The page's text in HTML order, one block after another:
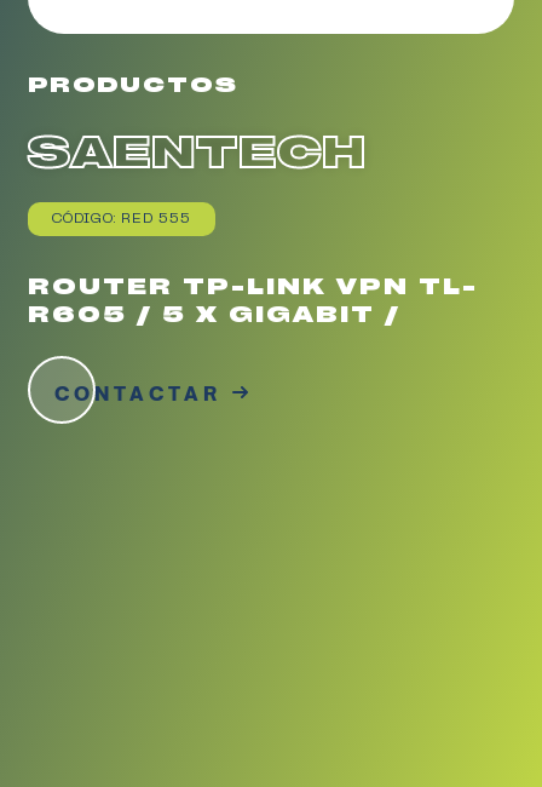
PRODUCTOS
SAENTECH
CÓDIGO: RED 555
ROUTER TP-LINK VPN TL-
R605 / 5 X GIGABIT /
CONTACTAR